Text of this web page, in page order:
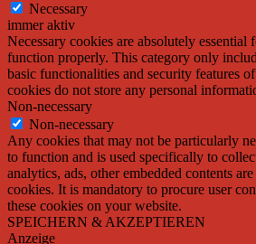
Necessary
immer aktiv
Necessary cookies are absolutely essential
function properly. This category only
basic functionalities and security features
cookies do not store any personal
Non-necessary
Non-necessary
Any cookies that may not be particularly
to function and is used specifically to
analytics, ads, other embedded contents
cookies. It is mandatory to procure user
these cookies on your website.
SPEICHERN & AKZEPTIEREN
Anzeige